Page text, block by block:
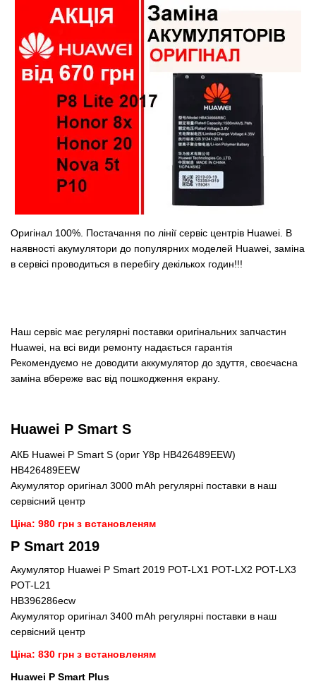
Оригінал 100%. Постачання по лінії сервіс центрів Huawei. В
наявності акумулятори до популярних моделей Huawei, заміна
в сервісі проводиться в перебігу декількох годин!!!
Наш сервіс має регулярні поставки оригінальних запчастин
Huawei, на всі види ремонту надається гарантія
Рекомендуємо не доводити аккумулятор до здуття, своєчасна
заміна вбереже вас від пошкодження екрану.
Huawei P Smart S
АКБ Huawei P Smart S (ориг Y8p HB426489EEW)
HB426489EEW
Акумулятор оригінал 3000 mAh регулярні поставки в наш
сервісний центр
Ціна: 980 грн з встановленям
P Smart 2019
Акумулятор Huawei P Smart 2019 POT-LX1 POT-LX2 POT-LX3
POT-L21
HB396286ecw
Акумулятор оригінал 3400 mAh регулярні поставки в наш
сервісний центр
Ціна: 830 грн з встановленям
Huawei P Smart Plus